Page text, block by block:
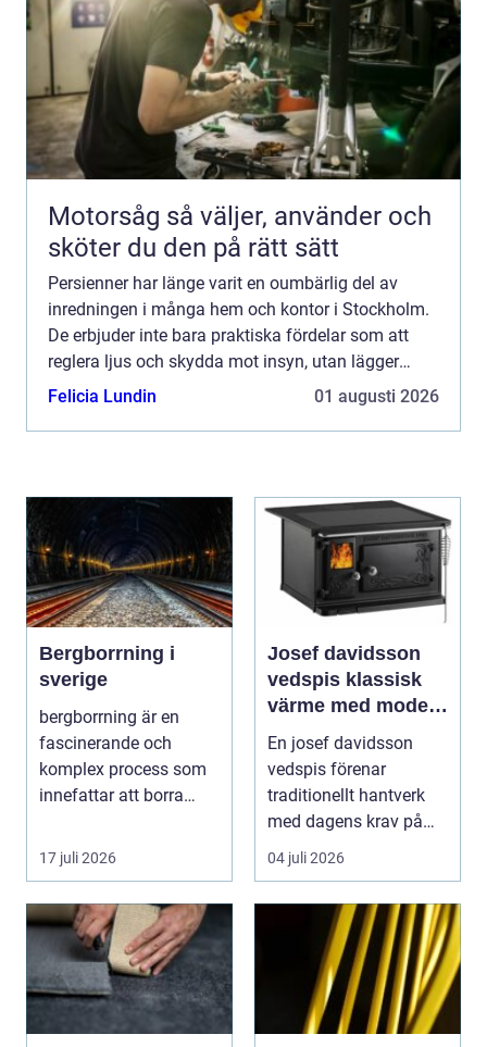
Motorsåg så väljer, använder och
sköter du den på rätt sätt
Persienner har länge varit en oumbärlig del av
inredningen i många hem och kontor i Stockholm.
De erbjuder inte bara praktiska fördelar som att
reglera ljus och skydda mot insyn, utan lägger
även till en estetisk dimens...
Felicia Lundin 01 augusti 2026
Bergborrning i
sverige
bergborrning är en
fascinerande och
komplex process som
innefattar att borra
minerale...
17 juli 2026
Josef davidsson
vedspis klassisk
värme med modern
funktion
En josef davidsson
vedspis förenar
traditionellt hantverk
med dagens krav på
effektiv, trygg och mil...
04 juli 2026